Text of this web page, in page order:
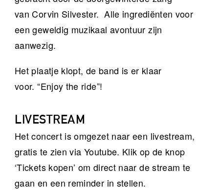
van Corvin Silvester. Alle ingrediënten voor
een geweldig muzikaal avontuur zijn
aanwezig.
Het plaatje klopt, de band is er klaar
voor. “Enjoy the ride”!
LIVESTREAM
Het concert is omgezet naar een livestream,
gratis te zien via Youtube. Klik op de knop
‘Tickets kopen’ om direct naar de stream te
gaan en een reminder in stellen.